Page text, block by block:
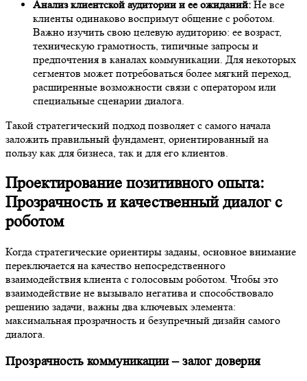
Анализ клиентской аудитории и ее ожиданий: Не все
клиенты одинаково воспримут общение с роботом.
Важно изучить свою целевую аудиторию: ее возраст,
техническую грамотность, типичные запросы и
предпочтения в каналах коммуникации. Для некоторых
сегментов может потребоваться более мягкий переход,
расширенные возможности связи с оператором или
специальные сценарии диалога.
Такой стратегический подход позволяет с самого начала
заложить правильный фундамент, ориентированный на
пользу как для бизнеса, так и для его клиентов.
Проектирование позитивного опыта:
Прозрачность и качественный диалог с
роботом
Когда стратегические ориентиры заданы, основное внимание
переключается на качество непосредственного
взаимодействия клиента с голосовым роботом. Чтобы это
взаимодействие не вызывало негатива и способствовало
решению задачи, важны два ключевых элемента:
максимальная прозрачность и безупречный дизайн самого
диалога.
Прозрачность коммуникации – залог доверия